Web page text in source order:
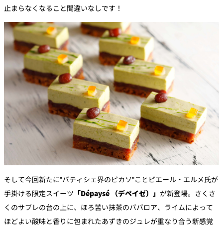
止まらなくなること間違いなしです！
そして今回新たに"パティシェ界のピカソ"ことピエール・エルメ氏が
手掛ける限定スイーツ 「Dépaysé （デペイゼ）」 が新登場。​さくさ
くのサブレの台の上に、ほろ苦い抹茶のババロア、ライムによって
ほどよい酸味と香りに包まれたあずきのジュレが重なり合う新感覚